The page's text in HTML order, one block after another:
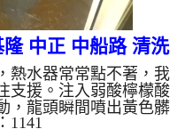
中正 中船路 清洗
熱水器常常點不著，我
支援。注入弱酸檸檬酸
，龍頭瞬間噴出黃色髒
深，看起來像是冬瓜
1141